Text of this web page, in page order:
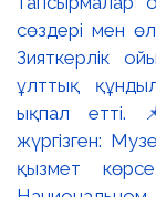
сөздері мен
Зияткерлік
ұлттық
ықпал етті.
жүргізген:
қызмет